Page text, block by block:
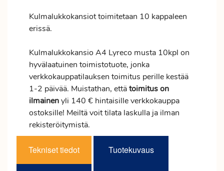
Kulmalukkokansiot toimitetaan 10 kappaleen
erissä.
Kulmalukkokansio A4 Lyreco musta 10kpl on
hyvälaatuinen toimistotuote, jonka
verkkokauppatilauksen toimitus perille kestää
1-2 päivää. Muistathan, ettätoimituson
ilmainenyli 140 € hintaisille verkkokauppa
ostoksille! Meiltä voit tilata laskulla ja ilman
rekisteröitymistä.
Tekniset tiedot Tuotekuvaus